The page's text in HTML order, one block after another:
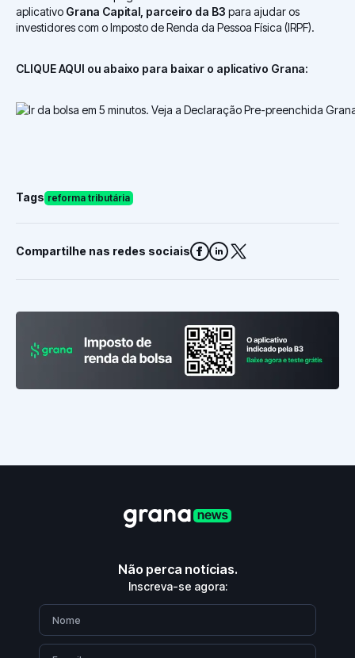
aplicativo Grana Capital, parceiro da B3 para ajudar os
investidores com o Imposto de Renda da Pessoa Física (IRPF).
CLIQUE AQUI ou abaixo para baixar o aplicativo Grana:
Tags reforma tributária
Compartilhe nas redes sociais
Não perca notícias.
Inscreva-se agora: